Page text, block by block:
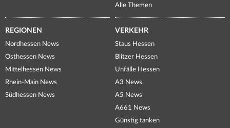
Alle Themen
REGIONEN
Nordhessen News
Osthessen News
Mittelhessen News
Rhein-Main News
Südhessen News
VERKEHR
Staus Hessen
Blitzer Hessen
Unfälle Hessen
A3 News
A5 News
A661 News
Günstig tanken